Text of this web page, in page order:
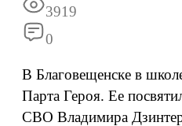
3919
0
В Благовещенске в
Парта Героя. Ее
СВО Владимира